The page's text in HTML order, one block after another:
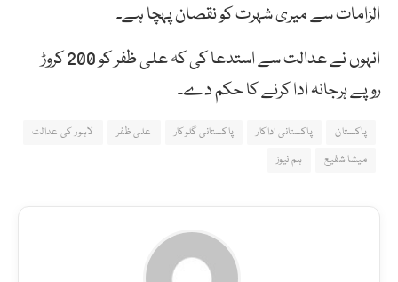
الزامات سے میری شہرت کو نقصان پہچا ہے۔
انہوں نے عدالت سے استدعا کی کہ علی ظفر کو 200 کروڑ
روپے ہرجانہ ادا کرنے کا حکم دے۔
پاکستان پاکستانی اداکار پاکستانی گلوکار علی ظفر
لاہور کی عدالت
میشا شفیع
ہم نیوز